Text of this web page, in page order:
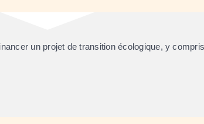
un projet de transition écologique, y